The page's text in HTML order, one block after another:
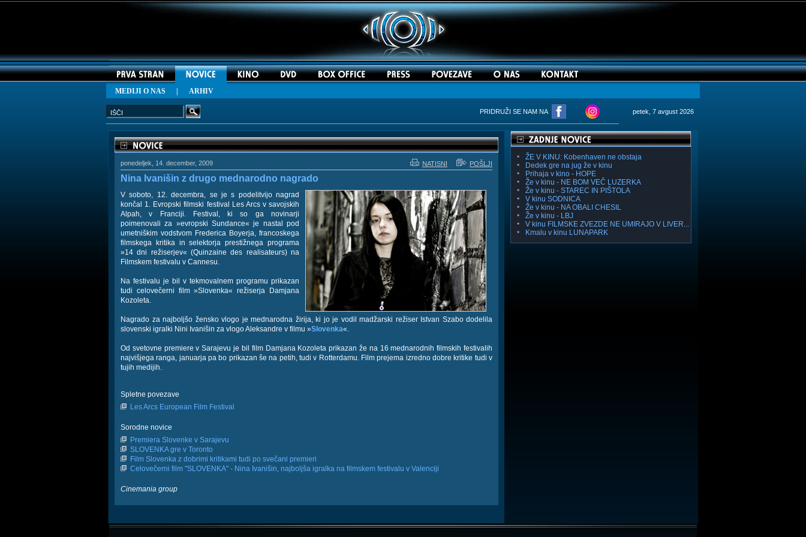
MEDIJI O NAS ARHIV
PRIDRUŽI SE NAM NA petek, 7 avgust 2026
ponedeljek, 14. december, 2009 NATISNI POŠLJI
Nina Ivanišin z drugo mednarodno nagrado
V soboto, 12. decembra, se je s podelitvijo nagrad
končal 1. Evropski filmski festival Les Arcs v savojskih
Alpah, v Franciji. Festival, ki so ga novinarji
poimenovali za »evropski Sundance« je nastal pod
umetniškim vodstvom Frederica Boyerja, francoskega
filmskega kritika in selektorja prestižnega programa
»14 dni režiserjev« (Quinzaine des realisateurs) na
Filmskem festivalu v Cannesu.
Na festivalu je bil v tekmovalnem programu prikazan
tudi celovečerni film »Slovenka« režiserja Damjana
Kozoleta.
Nagrado za najboljšo žensko vlogo je mednarodna žirija, ki jo je vodil madžarski režiser Istvan Szabo dodelila
slovenski igralki Nini Ivanišin za vlogo Aleksandre v filmu »Slovenka«.
Od svetovne premiere v Sarajevu je bil film Damjana Kozoleta prikazan že na 16 mednarodnih filmskih festivalih
najvišjega ranga, januarja pa bo prikazan še na petih, tudi v Rotterdamu. Film prejema izredno dobre kritike tudi v
tujih medijih.
Spletne povezave
Les Arcs European Film Festival
Sorodne novice
Premiera Slovenke v Sarajevu
SLOVENKA gre v Toronto
Film Slovenka z dobrimi kritikami tudi po svečani premieri
Celovečerni film "SLOVENKA" - Nina Ivanišin, najboljša igralka na filmskem festivalu v Valenciji
Cinemania group
ŽE V KINU: Kobenhaven ne obstaja
Dedek gre na jug že v kinu
Prihaja v kino - HOPE
Že v kinu - NE BOM VEČ LUZERKA
Že v kinu - STAREC IN PIŠTOLA
V kinu SODNICA
Že v kinu - NA OBALI CHESIL
Že v kinu - LBJ
V kinu FILMSKE ZVEZDE NE UMIRAJO V LIVER...
Kmalu v kinu LUNAPARK